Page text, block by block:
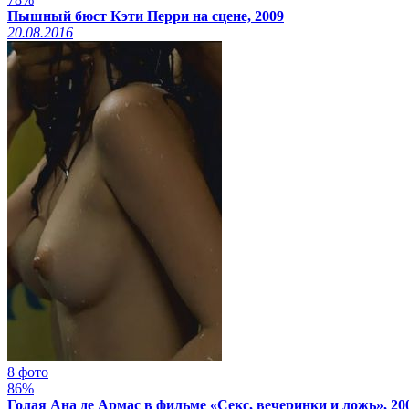
Пышный бюст Кэти Перри на сцене, 2009
20.08.2016
8 фото
86%
Голая Ана де Армас в фильме «Секс, вечеринки и ложь»,